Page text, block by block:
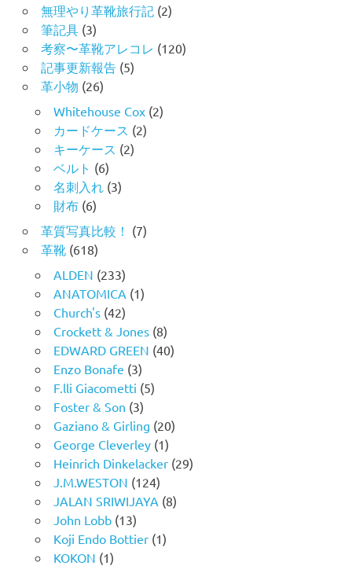
無理やり革靴旅行記 (2)
筆記具(3)
考察〜革靴アレコレ (120)
記事更新報告(5)
革小物 (26)
Whitehouse Cox(2)
カードケース (2)
キーケース (2)
ベルト (6)
名刺入れ (3)
財布(6)
革質写真比較！ (7)
革靴(618)
ALDEN (233)
ANATOMICA (1)
Church's(42)
Crockett & Jones(8)
EDWARD GREEN (40)
Enzo Bonafe (3)
F.lli Giacometti (5)
Foster & Son (3)
Gaziano & Girling (20)
George Cleverley(1)
Heinrich Dinkelacker(29)
J.M.WESTON (124)
JALAN SRIWIJAYA (8)
John Lobb(13)
Koji Endo Bottier(1)
KOKON (1)